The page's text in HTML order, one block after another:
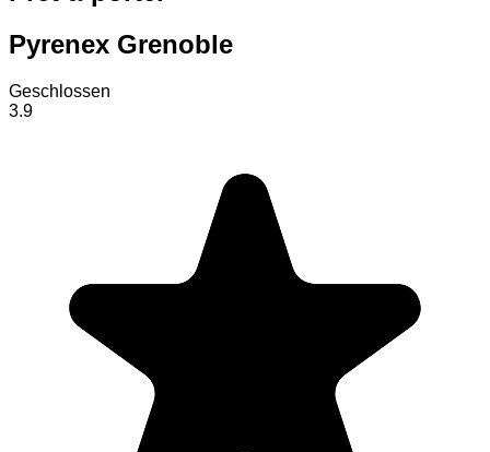
Pyrenex Grenoble
Geschlossen
3.9